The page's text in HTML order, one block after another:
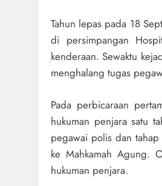
Tahun lepas pada 18
di persimpangan
kenderaan. Sewaktu
menghalang tugas
Pada perbicaraan
hukuman penjara satu
pegawai polis dan
ke Mahkamah Agung.
hukuman penjara.